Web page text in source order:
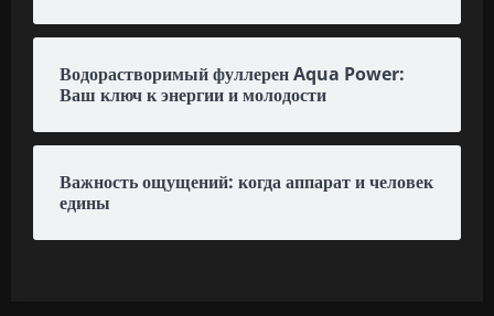
Водорастворимый фуллерен Aqua Power:
Ваш ключ к энергии и молодости
Важность ощущений: когда аппарат и человек
едины